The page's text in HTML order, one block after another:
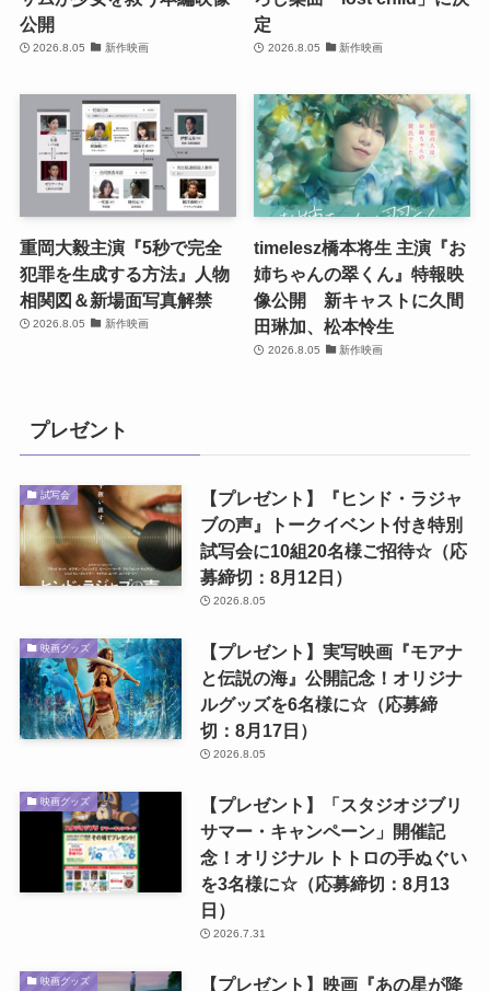
公開
2026.8.05 新作映画
定
2026.8.05 新作映画
重岡大毅主演『5秒で完全
犯罪を生成する方法』人物
相関図＆新場面写真解禁
2026.8.05 新作映画
timelesz橋本将生 主演『お
姉ちゃんの翠くん』特報映
像公開 新キャストに久間
田琳加、松本怜生
2026.8.05 新作映画
プレゼント
試写会
【プレゼント】『ヒンド・ラジャ
ブの声』トークイベント付き特別
試写会に10組20名様ご招待☆（応
募締切：8月12日）
2026.8.05
映画グッズ
【プレゼント】実写映画『モアナ
と伝説の海』公開記念！オリジナ
ルグッズを6名様に☆（応募締
切：8月17日）
2026.8.05
映画グッズ
【プレゼント】「スタジオジブリ
サマー・キャンペーン」開催記
念！オリジナル トトロの手ぬぐい
を3名様に☆（応募締切：8月13
日）
2026.7.31
映画グッズ
【プレゼント】映画『あの星が降